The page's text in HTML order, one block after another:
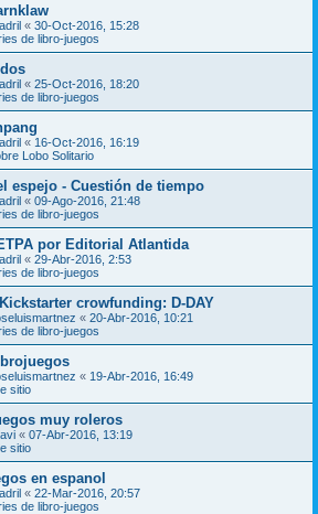
« 30-Oct-2016, 15:28
de libro-juegos
« 25-Oct-2016, 18:20
de libro-juegos
« 16-Oct-2016, 16:19
Lobo Solitario
espejo - Cuestión de tiempo
« 09-Ago-2016, 21:48
de libro-juegos
por Editorial Atlantida
« 29-Abr-2016, 2:53
de libro-juegos
crowfunding: D-DAY
« 20-Abr-2016, 10:21
de libro-juegos
« 19-Abr-2016, 16:49
sitio
muy roleros
« 07-Abr-2016, 13:19
sitio
en espanol
« 22-Mar-2016, 20:57
de libro-juegos